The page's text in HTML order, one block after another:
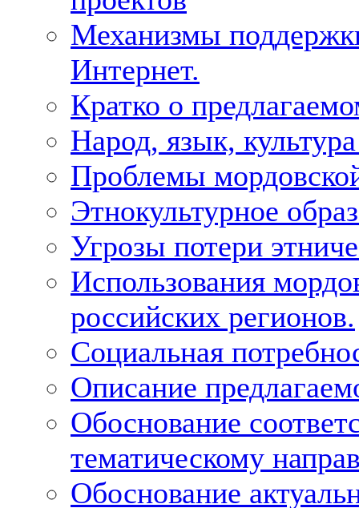
Механизмы
Интернет.
Кратко о
Народ, язык,
Проблемы
Этнокультурное
Угрозы потери
Использования
российских регионов.
Социальная
Описание
Обоснование
тематическому
Обоснование